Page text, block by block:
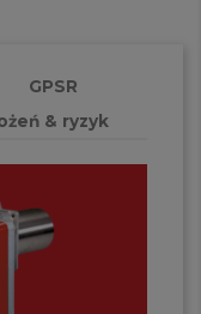
GPSR
& ryzyk